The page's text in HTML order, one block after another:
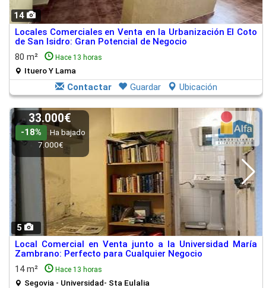
14
Locales Comerciales en Venta en la Urbanización El Coto
de San Isidro: Gran Potencial de Negocio
80 m²
Hace 13 horas
Ituero Y Lama
Contactar Guardar Ubicación
5
33.000€
-18%
Ha bajado
7.000€
Local Comercial en Venta junto a la Universidad María
Zambrano: Perfecto para Cualquier Negocio
14 m²
Hace 13 horas
Segovia - Universidad- Sta Eulalia